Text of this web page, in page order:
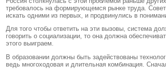
требовалось на формирующемся рынке труда.
искать одними из первых, и продвинулись в
Для того чтобы ответить на эти вызовы, система
говорить о социализации, то она должна
этого выиграем.
В образовании должны быть задействованы
ведь многоходовая и длительная комбинация.